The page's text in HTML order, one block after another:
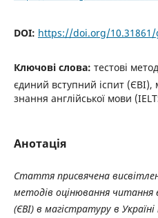
DOI: https://doi.org/10.31861/
Ключові слова: тестові
єдиний вступний іспит
знання англійської мови
Анотація
Стаття присвячена
методів оцінювання читання
(ЄВІ) в магістратуру в